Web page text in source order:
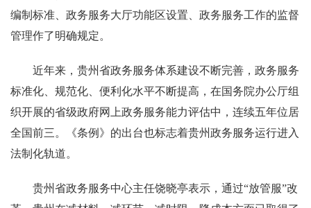
编制标准、政务服务大厅功能区设置、政务服务工作的监督
管理作了明确规定。
近年来，贵州省政务服务体系建设不断完善，政务服务
标准化、规范化、便利化水平不断提高，在国务院办公厅组
织开展的省级政府网上政务服务能力评估中，连续五年位居
全国前三。《条例》的出台也标志着贵州政务服务运行进入
法制化轨道。
贵州省政务服务中心主任饶晓亭表示，通过“放管服”改